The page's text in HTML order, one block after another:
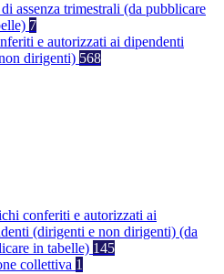
assenza trimestrali (da pubblicare
7
e autorizzati ai dipendenti
dirigenti) 568
conferiti e autorizzati ai
(dirigenti e non dirigenti) (da
in tabelle) 145
collettiva 1